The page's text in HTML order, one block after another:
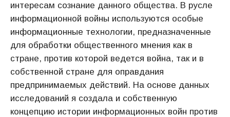
интересам сознание данного общества. В русле
информационной войны используются особые
информационные технологии, предназначенные
для обработки общественного мнения как в
стране, против которой ведется война, так и в
собственной стране для оправдания
предпринимаемых действий. На основе данных
исследований я создала и собственную
концепцию истории информационных войн против